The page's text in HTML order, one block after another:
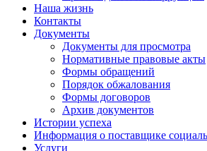
Наша жизнь
Контакты
Документы
Документы для просмотра
Нормативные правовые акты
Формы обращений
Порядок обжалования
Формы договоров
Архив документов
Истории успеха
Информация о поставщике
Услуги